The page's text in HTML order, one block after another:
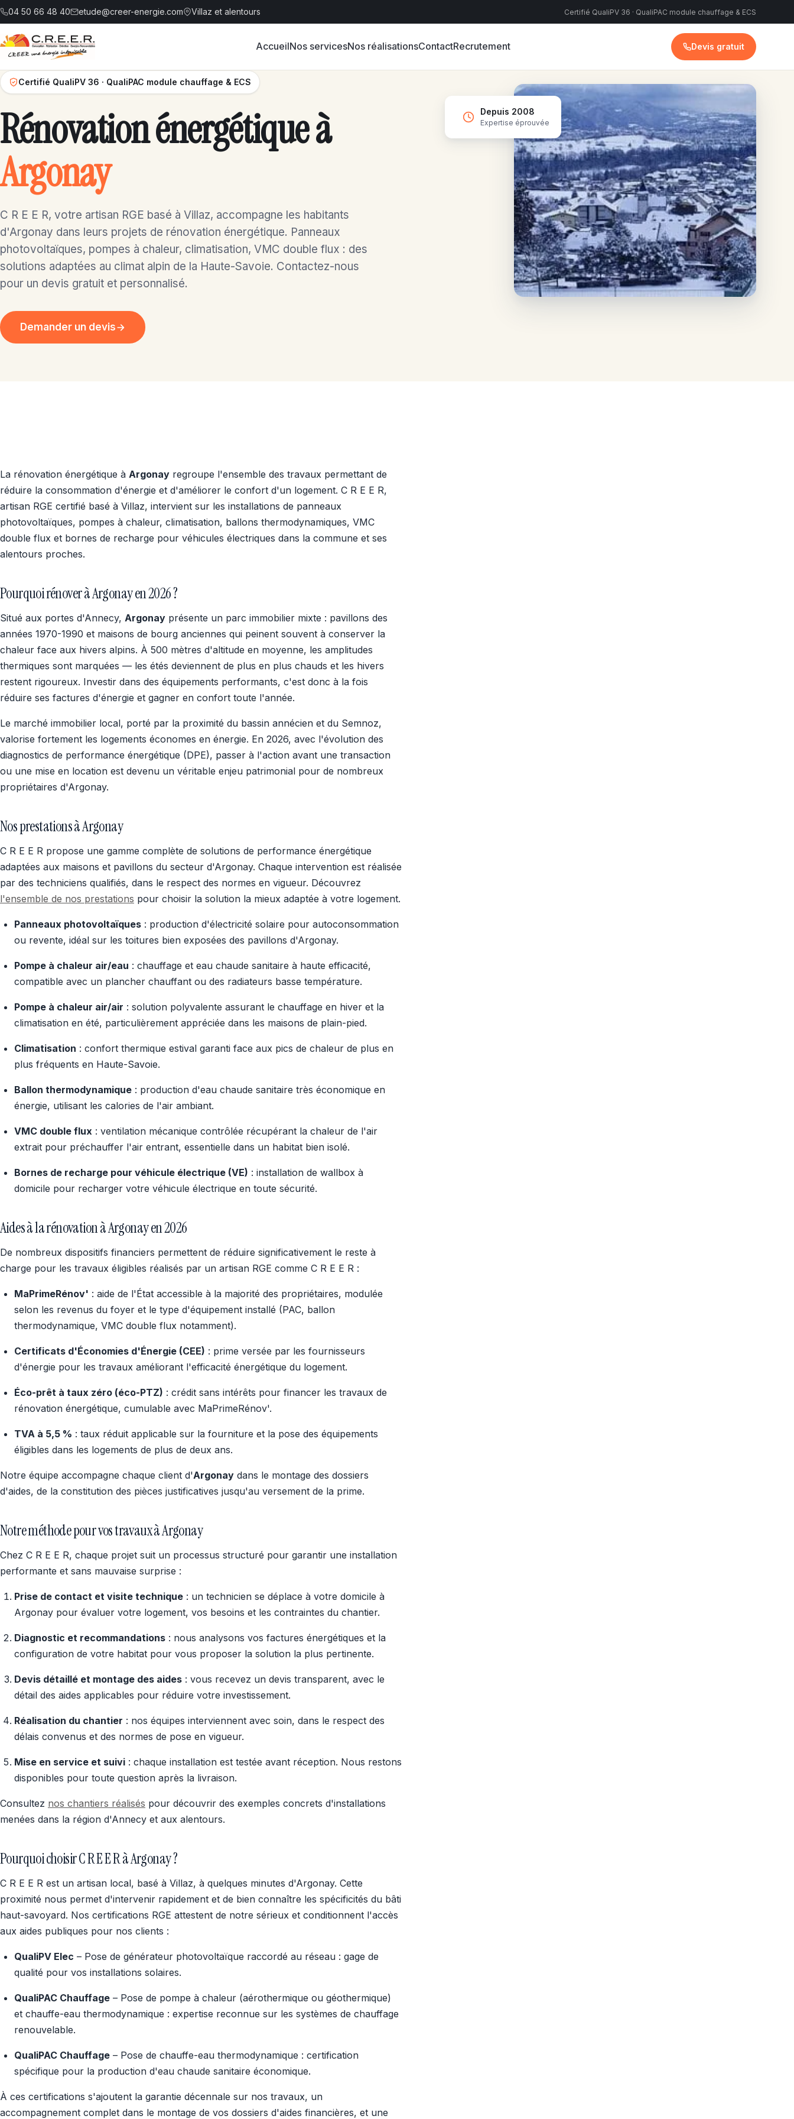
04 50 66 48 40 etude@creer-energie.com Villaz et alentours Certifié QualiPV 36 · QualiPAC module chauffage & ECS
AccueilNos servicesNos réalisationsContactRecrutement Devis gratuit
Certifié QualiPV 36 · QualiPAC module chauffage & ECS
Rénovation énergétique à
Argonay
C R E E R, votre artisan RGE basé à Villaz, accompagne les habitants
d'Argonay dans leurs projets de rénovation énergétique. Panneaux
photovoltaïques, pompes à chaleur, climatisation, VMC double flux : des
solutions adaptées au climat alpin de la Haute-Savoie. Contactez-nous
pour un devis gratuit et personnalisé.
Demander un devis
Depuis 2008
Expertise éprouvée
La rénovation énergétique à Argonay regroupe l'ensemble des travaux permettant de
réduire la consommation d'énergie et d'améliorer le confort d'un logement. C R E E R,
artisan RGE certifié basé à Villaz, intervient sur les installations de panneaux
photovoltaïques, pompes à chaleur, climatisation, ballons thermodynamiques, VMC
double flux et bornes de recharge pour véhicules électriques dans la commune et ses
alentours proches.
Pourquoi rénover à Argonay en 2026 ?
Situé aux portes d'Annecy, Argonay présente un parc immobilier mixte : pavillons des
années 1970-1990 et maisons de bourg anciennes qui peinent souvent à conserver la
chaleur face aux hivers alpins. À 500 mètres d'altitude en moyenne, les amplitudes
thermiques sont marquées — les étés deviennent de plus en plus chauds et les hivers
restent rigoureux. Investir dans des équipements performants, c'est donc à la fois
réduire ses factures d'énergie et gagner en confort toute l'année.
Le marché immobilier local, porté par la proximité du bassin annécien et du Semnoz,
valorise fortement les logements économes en énergie. En 2026, avec l'évolution des
diagnostics de performance énergétique (DPE), passer à l'action avant une transaction
ou une mise en location est devenu un véritable enjeu patrimonial pour de nombreux
propriétaires d'Argonay.
Nos prestations à Argonay
C R E E R propose une gamme complète de solutions de performance énergétique
adaptées aux maisons et pavillons du secteur d'Argonay. Chaque intervention est réalisée
par des techniciens qualifiés, dans le respect des normes en vigueur. Découvrez
l'ensemble de nos prestations pour choisir la solution la mieux adaptée à votre logement.
Panneaux photovoltaïques : production d'électricité solaire pour autoconsommation
ou revente, idéal sur les toitures bien exposées des pavillons d'Argonay.
Pompe à chaleur air/eau : chauffage et eau chaude sanitaire à haute efficacité,
compatible avec un plancher chauffant ou des radiateurs basse température.
Pompe à chaleur air/air : solution polyvalente assurant le chauffage en hiver et la
climatisation en été, particulièrement appréciée dans les maisons de plain-pied.
Climatisation : confort thermique estival garanti face aux pics de chaleur de plus en
plus fréquents en Haute-Savoie.
Ballon thermodynamique : production d'eau chaude sanitaire très économique en
énergie, utilisant les calories de l'air ambiant.
VMC double flux : ventilation mécanique contrôlée récupérant la chaleur de l'air
extrait pour préchauffer l'air entrant, essentielle dans un habitat bien isolé.
Bornes de recharge pour véhicule électrique (VE) : installation de wallbox à
domicile pour recharger votre véhicule électrique en toute sécurité.
Aides à la rénovation à Argonay en 2026
De nombreux dispositifs financiers permettent de réduire significativement le reste à
charge pour les travaux éligibles réalisés par un artisan RGE comme C R E E R :
MaPrimeRénov' : aide de l'État accessible à la majorité des propriétaires, modulée
selon les revenus du foyer et le type d'équipement installé (PAC, ballon
thermodynamique, VMC double flux notamment).
Certificats d'Économies d'Énergie (CEE) : prime versée par les fournisseurs
d'énergie pour les travaux améliorant l'efficacité énergétique du logement.
Éco-prêt à taux zéro (éco-PTZ) : crédit sans intérêts pour financer les travaux de
rénovation énergétique, cumulable avec MaPrimeRénov'.
TVA à 5,5 % : taux réduit applicable sur la fourniture et la pose des équipements
éligibles dans les logements de plus de deux ans.
Notre équipe accompagne chaque client d'Argonay dans le montage des dossiers
d'aides, de la constitution des pièces justificatives jusqu'au versement de la prime.
Notre méthode pour vos travaux à Argonay
Chez C R E E R, chaque projet suit un processus structuré pour garantir une installation
performante et sans mauvaise surprise :
Prise de contact et visite technique : un technicien se déplace à votre domicile à
Argonay pour évaluer votre logement, vos besoins et les contraintes du chantier.
Diagnostic et recommandations : nous analysons vos factures énergétiques et la
configuration de votre habitat pour vous proposer la solution la plus pertinente.
Devis détaillé et montage des aides : vous recevez un devis transparent, avec le
détail des aides applicables pour réduire votre investissement.
Réalisation du chantier : nos équipes interviennent avec soin, dans le respect des
délais convenus et des normes de pose en vigueur.
Mise en service et suivi : chaque installation est testée avant réception. Nous restons
disponibles pour toute question après la livraison.
Consultez nos chantiers réalisés pour découvrir des exemples concrets d'installations
menées dans la région d'Annecy et aux alentours.
Pourquoi choisir C R E E R à Argonay ?
C R E E R est un artisan local, basé à Villaz, à quelques minutes d'Argonay. Cette
proximité nous permet d'intervenir rapidement et de bien connaître les spécificités du bâti
haut-savoyard. Nos certifications RGE attestent de notre sérieux et conditionnent l'accès
aux aides publiques pour nos clients :
QualiPV Elec – Pose de générateur photovoltaïque raccordé au réseau : gage de
qualité pour vos installations solaires.
QualiPAC Chauffage – Pose de pompe à chaleur (aérothermique ou géothermique)
et chauffe-eau thermodynamique : expertise reconnue sur les systèmes de chauffage
renouvelable.
QualiPAC Chauffage – Pose de chauffe-eau thermodynamique : certification
spécifique pour la production d'eau chaude sanitaire économique.
À ces certifications s'ajoutent la garantie décennale sur nos travaux, un
accompagnement complet dans le montage de vos dossiers d'aides financières, et une